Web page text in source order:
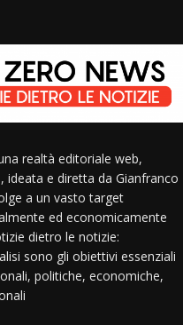
realtà editoriale web,
ideata e diretta da Gianfranco
a un vasto target
ed economicamente
dietro le notizie:
sono gli obiettivi essenziali
politiche, economiche,